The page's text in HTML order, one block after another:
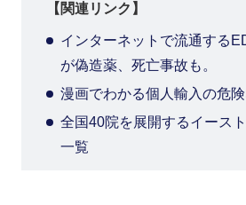
【関連リンク】
インターネットで流通する
が偽造薬、死亡事故も。
漫画でわかる個人輸入の危
全国40院を展開するイース
一覧